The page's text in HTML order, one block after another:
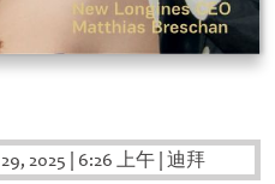
2025 6:26 上午 迪拜